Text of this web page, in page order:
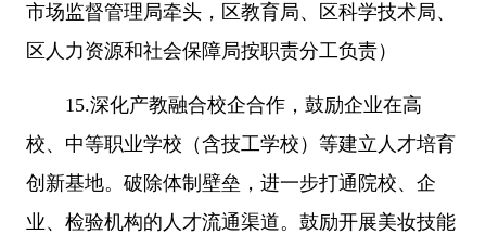
市场监督管理局牵头，区教育局、区科学技术局、
区人力资源和社会保障局按职责分工负责）
15.深化产教融合校企合作，鼓励企业在高
校、中等职业学校（含技工学校）等建立人才培育
创新基地。破除体制壁垒，进一步打通院校、企
业、检验机构的人才流通渠道。鼓励开展美妆技能